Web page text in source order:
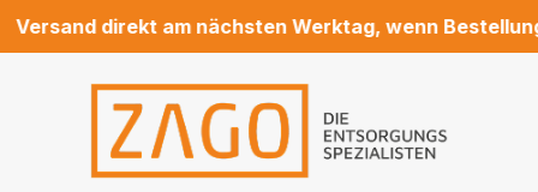
springendirekt am nächsten Werktag, wenn Bestellung